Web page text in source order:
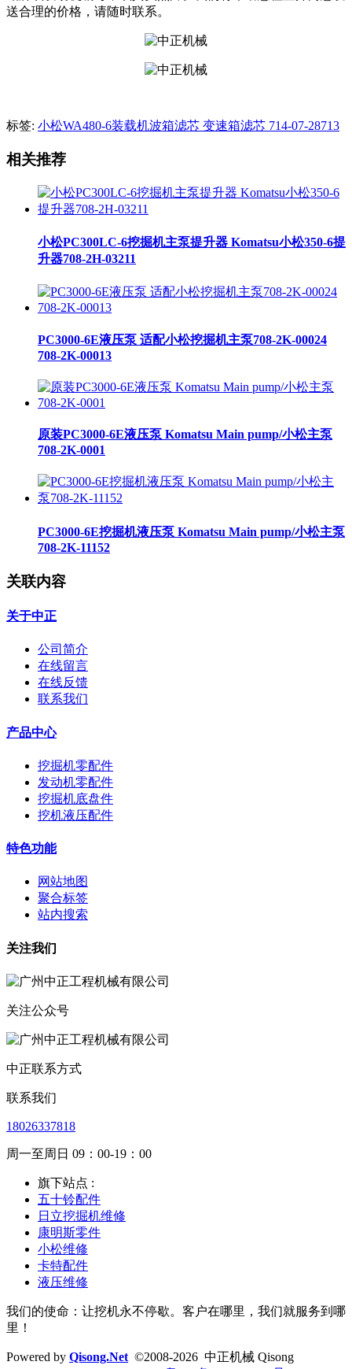
送合理的价格，请随时联系。
标签: 小松WA480-6装载机波箱滤芯 变速箱滤芯 714-07-28713
相关推荐
小松PC300LC-6挖掘机主泵提升器 Komatsu小松350-6提
升器708-2H-03211
PC3000-6E液压泵 适配小松挖掘机主泵708-2K-00024
708-2K-00013
原装PC3000-6E液压泵 Komatsu Main pump/小松主泵
708-2K-0001
PC3000-6E挖掘机液压泵 Komatsu Main pump/小松主泵
708-2K-11152
关联内容
关于中正
公司简介
在线留言
在线反馈
联系我们
产品中心
挖掘机零配件
发动机零配件
挖掘机底盘件
挖机液压配件
特色功能
网站地图
聚合标签
站内搜索
关注我们
关注公众号
中正联系方式
联系我们
18026337818
周一至周日 09：00-19：00
旗下站点 :
五十铃配件
日立挖掘机维修
康明斯零件
小松维修
卡特配件
液压维修
我们的使命：让挖机永不停歇。客户在哪里，我们就服务到哪
里！
Powered by Qisong.Net ©2008-2026 中正机械 Qisong